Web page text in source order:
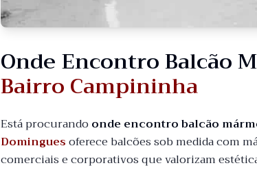
Onde Encontro Balcão
Bairro Campininha
Está procurando onde encontro balcão
Dominguesoferece balcões sob medida com
comerciais e corporativos que valorizam